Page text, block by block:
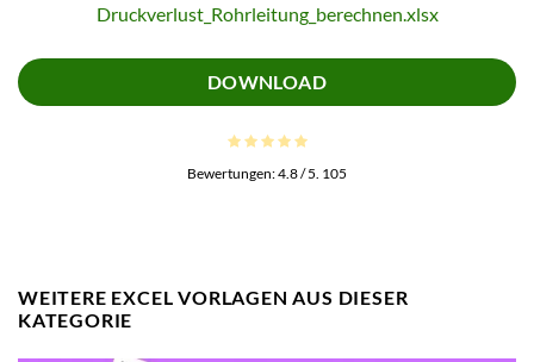
Druckverlust_Rohrleitung_berechnen.xlsx
DOWNLOAD
Bewertungen:4.8/ 5. 105
WEITERE EXCEL VORLAGEN AUS DIESER
KATEGORIE